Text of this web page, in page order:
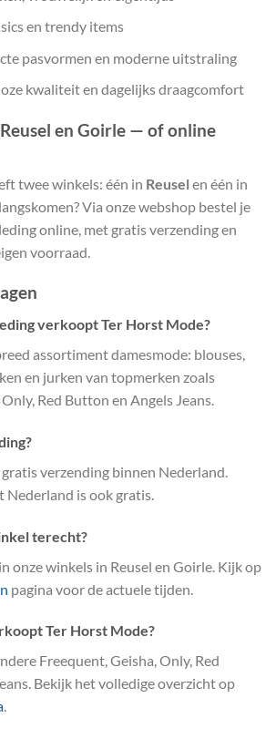
en trendy items
pasvormen en moderne uitstraling
kwaliteit en dagelijks draagcomfort
en Goirle — of online
twee winkels: één in Reusel en één in
Via onze webshop bestel je
online, met gratis verzending en
voorraad.
verkoopt Ter Horst Mode?
assortiment damesmode: blouses,
en jurken van topmerken zoals
Red Button en Angels Jeans.
verzending binnen Nederland.
Nederland is ook gratis.
terecht?
onze winkels in Reusel en Goirle. Kijk op
pagina voor de actuele tijden.
Ter Horst Mode?
Freequent, Geisha, Only, Red
Bekijk het volledige overzicht op
.